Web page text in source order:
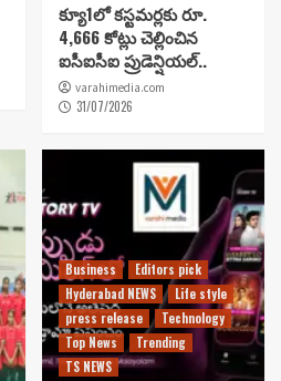
క్యూ1లో కస్టమర్లకు రూ.
4,666 కోట్లు చెల్లించిన
ఐసీఐసీఐ ప్రుడెన్షియల్..
varahimedia.com
31/07/2026
Business
Editors pick
Hyderabad NEWS
Life style
press release
Technology
Top News
Trending
TS NEWS